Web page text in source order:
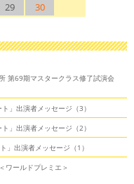
29 30
第69期マスタークラス修了試演会
」出演者メッセージ（3）
」出演者メッセージ（2）
」出演者メッセージ（1）
ワールドプレミエ＞